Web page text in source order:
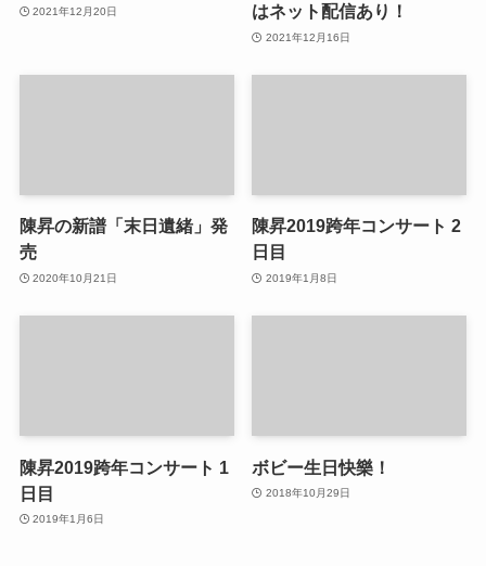
2021年12月20日
はネット配信あり！
2021年12月16日
陳昇の新譜「末日遺緒」発
売
2020年10月21日
陳昇2019跨年コンサート 2
日目
2019年1月8日
陳昇2019跨年コンサート 1
日目
2019年1月6日
ボビー生日快樂！
2018年10月29日